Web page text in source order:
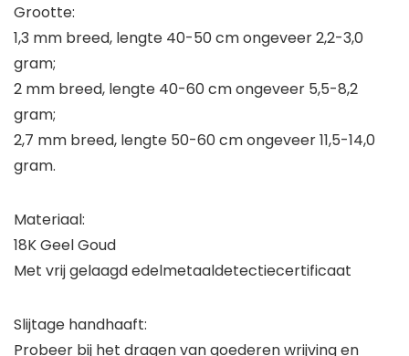
Grootte:
1,3 mm breed, lengte 40-50 cm ongeveer 2,2-3,0
gram;
2 mm breed, lengte 40-60 cm ongeveer 5,5-8,2
gram;
2,7 mm breed, lengte 50-60 cm ongeveer 11,5-14,0
gram.
Materiaal:
18K Geel Goud
Met vrij gelaagd edelmetaaldetectiecertificaat
Slijtage handhaaft:
Probeer bij het dragen van goederen wrijving en